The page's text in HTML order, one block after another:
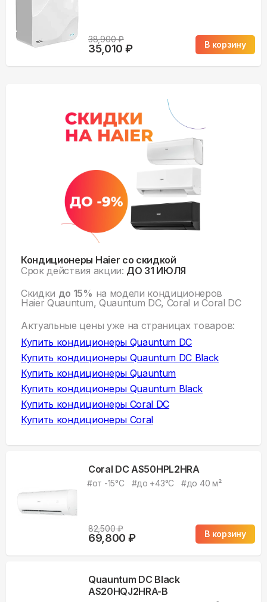
38,900₽
35,010 ₽ В корзину
Кондиционеры Haier со скидкой
Срок действия акции: ДО 31 ИЮЛЯ
Скидки до 15% на модели кондиционеров
Haier Quauntum, Quauntum DC, Coral и Coral DC
Актуальные цены уже на страницах товаров:
Купить кондиционеры Quauntum DC
Купить кондиционеры Quauntum DC Black
Купить кондиционеры Quauntum
Купить кондиционеры Quauntum Black
Купить кондиционеры Coral DC
Купить кондиционеры Coral
Coral DC AS50HPL2HRA
#от -15°С #до +43°С #до 40 м²
82,500₽
69,800 ₽ В корзину
Quauntum DC Black
AS20HQJ2HRA-B